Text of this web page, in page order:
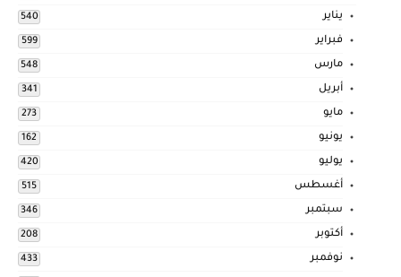
يناير 540
فبراير 599
مارس 548
أبريل 341
مايو 273
يونيو 162
يوليو 420
أغسطس 515
سبتمبر 346
أكتوبر 208
نوفمبر 433